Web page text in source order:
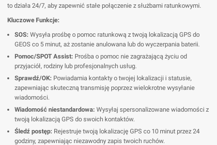
to działa 24/7, aby zapewnić stałe połączenie z służbami ratunkowymi.
Kluczowe Funkcje:
SOS: Wysyła prośbę o pomoc ratunkową z twoją lokalizacją GPS do
GEOS co 5 minut, aż zostanie anulowana lub do wyczerpania baterii.
Pomoc/SPOT Assist: Prośba o pomoc nie zagrażającą życiu od
przyjaciół, rodziny lub profesjonalnych usług.
Sprawdź/OK: Powiadamia kontakty o twojej lokalizacji i statusie,
zapewniając skuteczną transmisję poprzez wielokrotne wysyłanie
wiadomości.
Wiadomość niestandardowa: Wysyłaj spersonalizowane wiadomości z
twoją lokalizacją GPS do swoich kontaktów.
Śledź postęp: Rejestruje twoją lokalizację GPS co 10 minut przez 24
godziny, zapewniając niezawodny zapis twoich ruchów.